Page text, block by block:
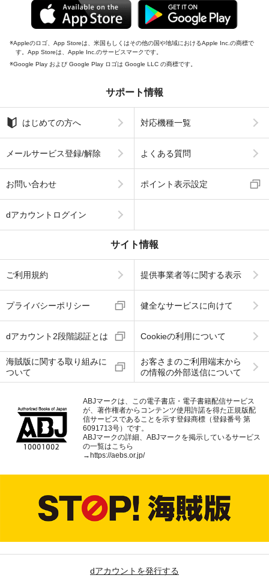
Appleのロゴ、App Storeは、米国もしくはその他の国や地域におけるApple Inc.の商標で
す。App Storeは、Apple Inc.のサービスマークです。
Google Play および Google Play ロゴは Google LLC の商標です。
サポート情報
はじめての方へ 対応機種一覧
メールサービス登録/解除 よくある質問
お問い合わせ ポイント表示設定
dアカウントログイン
サイト情報
ご利用規約 提供事業者等に関する表示
プライバシーポリシー 健全なサービスに向けて
dアカウント2段階認証とは Cookieの利用について
海賊版に関する取り組みに
ついて
お客さまのご利用端末から
の情報の外部送信について
ABJマークは、この電子書店・電子書籍配信サービス
が、著作権者からコンテンツ使用許諾を得た正規版配
信サービスであることを示す登録商標（登録番号 第
6091713号）です。
ABJマークの詳細、ABJマークを掲示しているサービス
の一覧はこちら
→ https://aebs.or.jp/
dアカウントを発行する